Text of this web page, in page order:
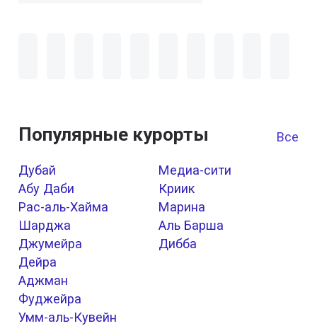
Популярные курорты Все
Дубай
Абу Даби
Рас-аль-Хайма
Шарджа
Джумейра
Дейра
Аджман
Фуджейра
Умм-аль-Кувейн
Медиа-сити
Криик
Марина
Аль Барша
Дибба